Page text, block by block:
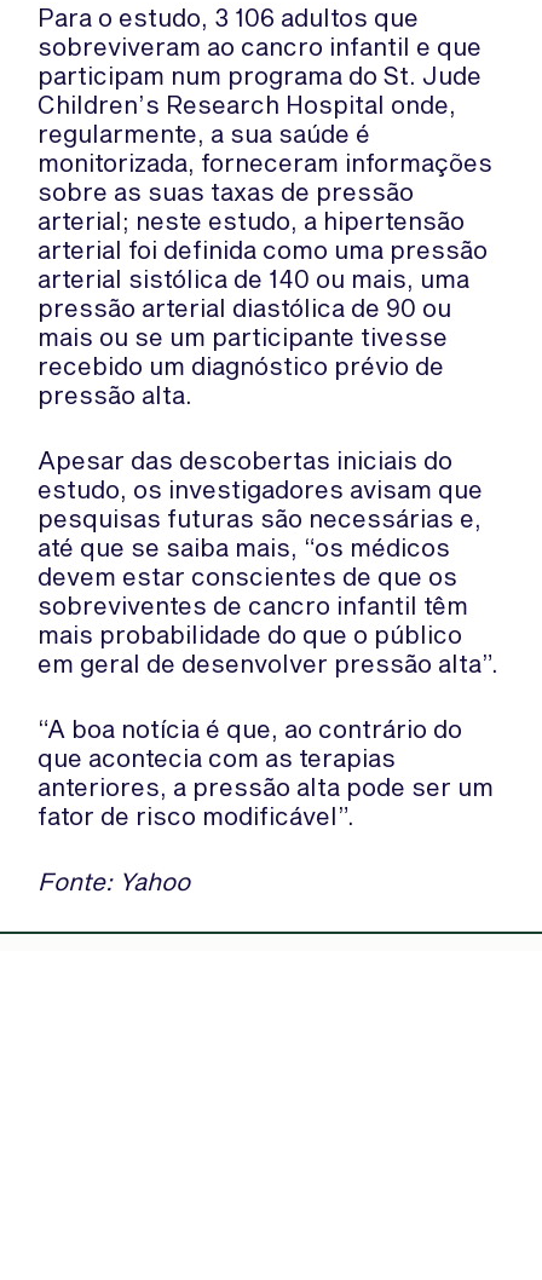
Para o estudo, 3 106 adultos que
sobreviveram ao cancro infantil e que
participam num programa do St. Jude
Children’s Research Hospital onde,
regularmente, a sua saúde é
monitorizada, forneceram informações
sobre as suas taxas de pressão
arterial; neste estudo, a hipertensão
arterial foi definida como uma pressão
arterial sistólica de 140 ou mais, uma
pressão arterial diastólica de 90 ou
mais ou se um participante tivesse
recebido um diagnóstico prévio de
pressão alta.
Apesar das descobertas iniciais do
estudo, os investigadores avisam que
pesquisas futuras são necessárias e,
até que se saiba mais, “os médicos
devem estar conscientes de que os
sobreviventes de cancro infantil têm
mais probabilidade do que o público
em geral de desenvolver pressão alta”.
“A boa notícia é que, ao contrário do
que acontecia com as terapias
anteriores, a pressão alta pode ser um
fator de risco modificável”.
Fonte: Yahoo